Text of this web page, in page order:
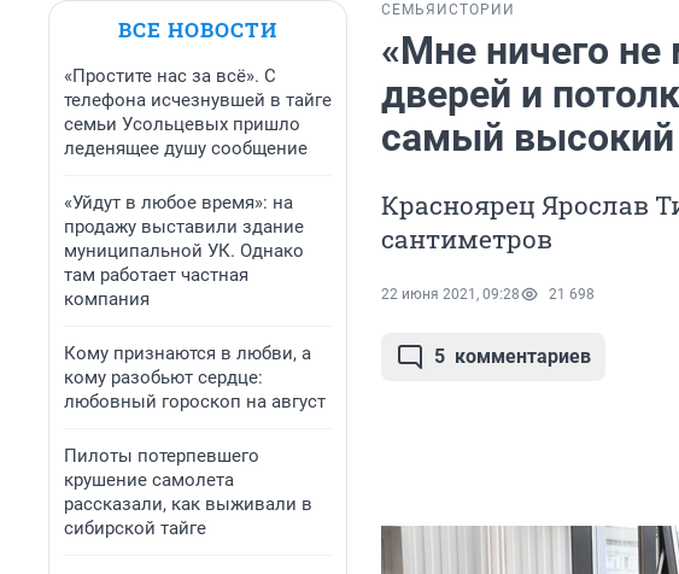
ВСЕ НОВОСТИ
«Простите нас за всё». С
телефона исчезнувшей в тайге
семьи Усольцевых пришло
леденящее душу сообщение
«Уйдут в любое время»: на
продажу выставили здание
муниципальной УК. Однако
там работает частная
компания
Кому признаются в любви, а
кому разобьют сердце:
любовный гороскоп на август
Пилоты потерпевшего
крушение самолета
рассказали, как выживали в
сибирской тайге
СЕМЬЯ ИСТОРИИ
«Мне ничего
дверей и
самый
Красноярец Ярослав
сантиметров
22 июня 2021, 09:28 21 698
5 комментариев